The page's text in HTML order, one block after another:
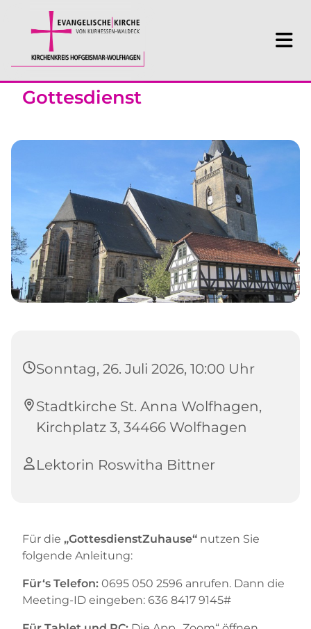
Gottesdienst
Sonntag, 26. Juli 2026, 10:00 Uhr
Stadtkirche St. Anna Wolfhagen,
Kirchplatz 3, 34466 Wolfhagen
Lektorin Roswitha Bittner
Für die „GottesdienstZuhause“ nutzen Sie
folgende Anleitung:
Für‘s Telefon: 0695 050 2596 anrufen. Dann die
Meeting-ID eingeben: 636 8417 9145#